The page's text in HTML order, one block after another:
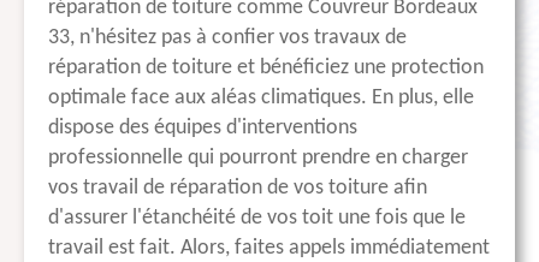
réparation de toiture comme Couvreur Bordeaux
33, n'hésitez pas à confier vos travaux de
réparation de toiture et bénéficiez une protection
optimale face aux aléas climatiques. En plus, elle
dispose des équipes d'interventions
professionnelle qui pourront prendre en charger
vos travail de réparation de vos toiture afin
d'assurer l'étanchéité de vos toit une fois que le
travail est fait. Alors, faites appels immédiatement